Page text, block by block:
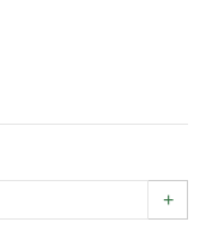
+